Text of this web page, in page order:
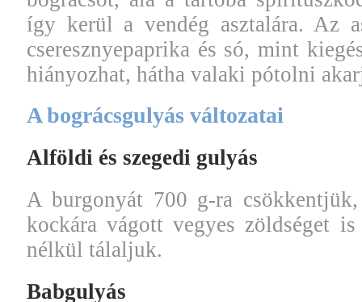
így kerül a vendég asztalára. Az
cseresznyepaprika és só, mint
hiányozhat, hátha valaki pótolni
A bográcsgulyás változatai
Alföldi és szegedi gulyás
A burgonyát 700 g-ra
kockára vágott vegyes zöldséget
nélkül tálaljuk.
Babgulyás